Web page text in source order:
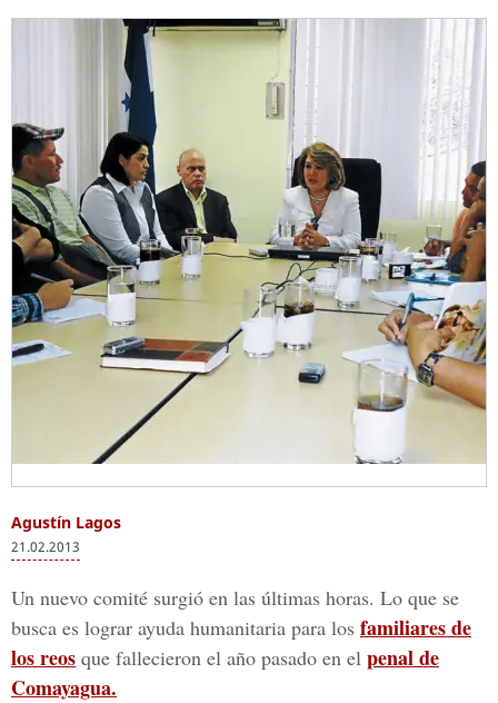
Agustín Lagos
21.02.2013
Un nuevo comité surgió en las últimas horas. Lo que se
busca es lograr ayuda humanitaria para los familiares de
los reos que fallecieron el año pasado en el penal de
Comayagua.